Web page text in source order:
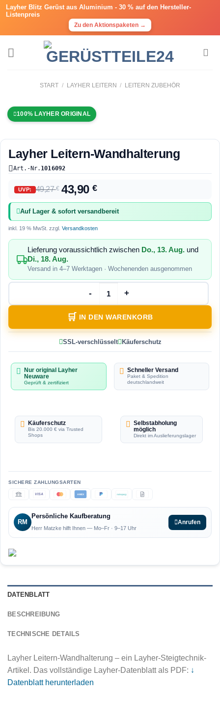
Layher Blitz Gerüst aus Aluminium - 30 % auf den Hersteller-
Listenpreis
Zu den Aktionspaketen →
START / LAYHER LEITERN / LEITERN ZUBEHÖR
100% LAYHER ORIGINAL
Layher Leitern-Wandhalterung
Art.-Nr. 1016092
UVP: 49,27€ 43,90€
Auf Lager & sofort versandbereit
inkl. 19 % MwSt. zzgl. Versandkosten
Lieferung voraussichtlich zwischen Do., 13. Aug. und
Di., 18. Aug.
Versand in 4–7 Werktagen · Wochenenden ausgenommen
IN DEN WARENKORB
SSL-verschlüsselt Käuferschutz
Nur original Layher
Neuware
Geprüft & zertifiziert
Schneller Versand
Paket & Spedition
deutschlandweit
Käuferschutz
Bis 20.000 € via Trusted
Shops
Selbstabholung
möglich
Direkt im Auslieferungslager
VISA AMEX ratepay
RM
Persönliche Kaufberatung
Herr Matzke hilft Ihnen — Mo–Fr · 9–17 Uhr
Anrufen
DATENBLATT
BESCHREIBUNG
TECHNISCHE DETAILS
Layher Leitern-Wandhalterung – ein Layher-Steigtechnik-
Artikel. Das vollständige Layher-Datenblatt als PDF: ↓
Datenblatt herunterladen